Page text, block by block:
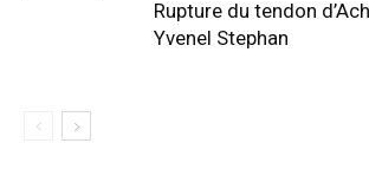
Rupture du tendon
Yvenel Stephan